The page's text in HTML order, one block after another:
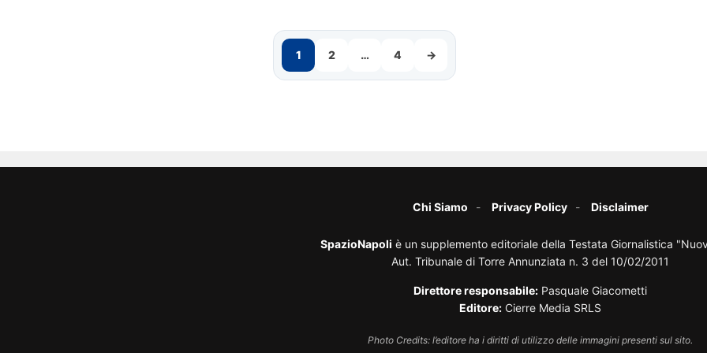
1 2 … 4 →
Chi Siamo Privacy Policy Disclaimer
SpazioNapoli è un supplemento editoriale della Testata Giornalistica
Aut. Tribunale di Torre Annunziata n. 3 del 10/02/2011
Direttore responsabile: Pasquale Giacometti
Editore: Cierre Media SRLS
Photo Credits: l’editore ha i diritti di utilizzo delle immagini presenti sul sito.